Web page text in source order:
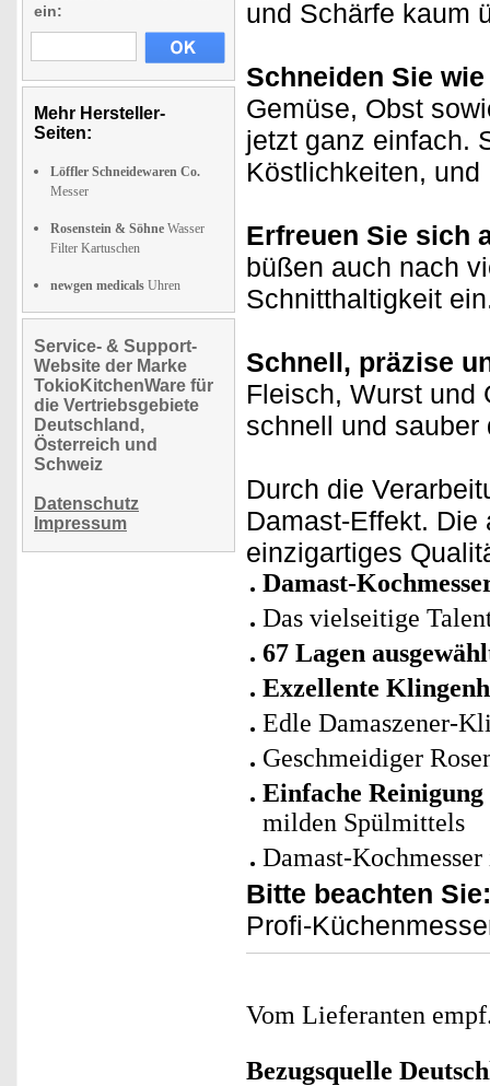
ein:
Mehr Hersteller-
Seiten:
Löffler Schneidewaren Co.
Messer
Rosenstein & Söhne Wasser
Filter Kartuschen
newgen medicals Uhren
Service- & Support-
Website der Marke
TokioKitchenWare für
die Vertriebsgebiete
Deutschland,
Österreich und
Schweiz
Datenschutz
Impressum
und Schärfe kaum
Schneiden Sie
Gemüse, Obst
jetzt ganz einfach.
Köstlichkeiten,
Erfreuen Sie sich
büßen auch nach
Schnitthaltigkeit
Schnell, präzise
Fleisch, Wurst und
schnell und sauber
Durch die
Damast-Effekt.
einzigartiges
Damast-
Das vielseitige
67 Lagen
Exzellente
Edle Damaszener-
Geschmeidiger
Einfache Reinigung
milden Spülmittels
Damast-
Bitte beachten Sie:
Profi-
Vom Lieferanten
Bezugsquelle